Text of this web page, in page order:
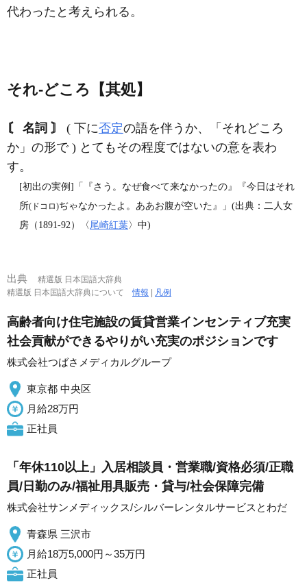
代わったと考えられる。
それ‐どころ【其処】
〘 名詞 〙 ( 下に否定の語を伴うか、「それどころ
か」の形で ) とてもその程度ではないの意を表わ
す。
[初出の実例]「『さう。なぜ食べて来なかったの』『今日はそれ
所(ドコロ)ぢゃなかったよ。ああお腹が空いた』」(出典：二人女
房（1891‐92）〈尾崎紅葉〉中)
出典
精選版 日本国語大辞典
精選版 日本国語大辞典について情報 | 凡例
高齢者向け住宅施設の賃貸営業インセンティブ充実
社会貢献ができるやりがい充実のポジションです
株式会社つばさメディカルグループ
東京都 中央区
月給28万円
正社員
「年休110以上」入居相談員・営業職/資格必須/正職
員/日勤のみ/福祉用具販売・貸与/社会保障完備
株式会社サンメディックス/シルバーレンタルサービスとわだ
青森県 三沢市
月給18万5,000円～35万円
正社員